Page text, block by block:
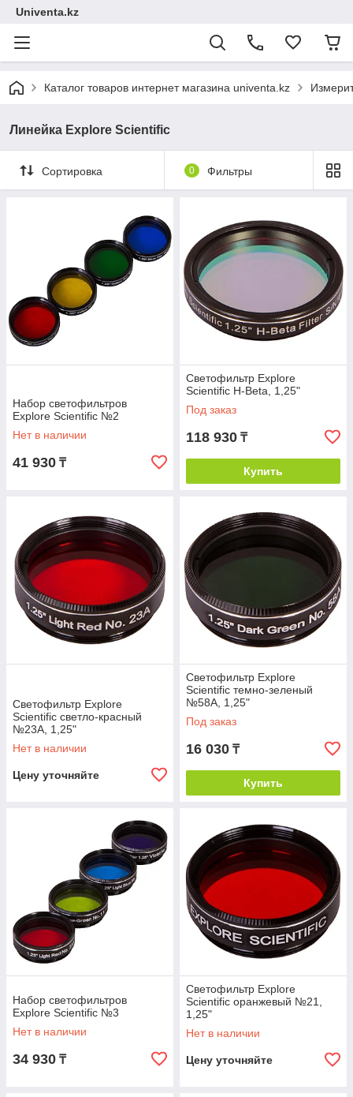
Univenta.kz
Каталог товаров интернет магазина univenta.kz
Линейка Explore Scientific
Сортировка 0 Фильтры
Набор светофильтров
Explore Scientific №2
Нет в наличии
41 930 ₸
Светофильтр Explore
Scientific H-Beta, 1,25"
Под заказ
118 930 ₸
Купить
Светофильтр Explore
Scientific светло-красный
№23A, 1,25"
Нет в наличии
Цену уточняйте
Светофильтр Explore
Scientific темно-зеленый
№58A, 1,25"
Под заказ
16 030 ₸
Купить
Набор светофильтров
Explore Scientific №3
Нет в наличии
34 930 ₸
Светофильтр Explore
Scientific оранжевый №21,
1,25"
Нет в наличии
Цену уточняйте